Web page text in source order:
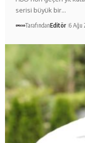
serisi büyük bir…
TarafındanEditör 6 Ağu